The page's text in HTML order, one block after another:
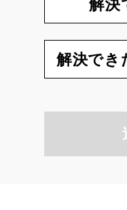
解決
解決でき